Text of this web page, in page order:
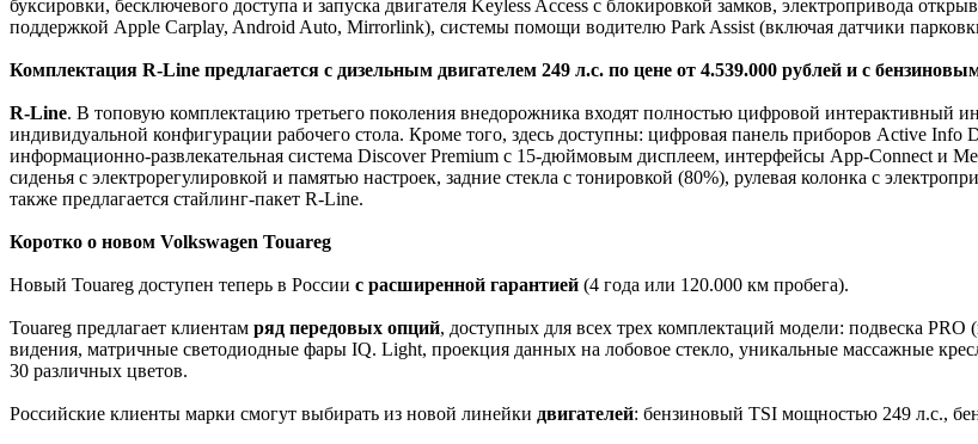
буксировки, бесключевого доступа и запуска двигателя Keyless Access с блокировкой замков, электропривода
поддержкой Apple Carplay, Android Auto, Mirrorlink), системы помощи водителю Park Assist (включая датчики
Комплектация R-Line предлагается с дизельным двигателем 249 л.с. по цене от 4.539.000 рублей и с
R-Line. В топовую комплектацию третьего поколения внедорожника входят полностью цифровой интерактивный
индивидуальной конфигурации рабочего стола. Кроме того, здесь доступны: цифровая панель приборов Active
информационно-развлекательная система Discover Premium с 15-дюймовым дисплеем, интерфейсы App-Connect и
сиденья с электрорегулировкой и памятью настроек, задние стекла с тонировкой (80%), рулевая колонка с
также предлагается стайлинг-пакет R-Line.
Коротко о новом Volkswagen Touareg
Новый Touareg доступен теперь в России с расширенной гарантией (4 года или 120.000 км пробега).
Touareg предлагает клиентам ряд передовых опций, доступных для всех трех комплектаций модели: подвеска
видения, матричные светодиодные фары IQ. Light, проекция данных на лобовое стекло, уникальные массажные
30 различных цветов.
Российские клиенты марки смогут выбирать из новой линейки двигателей: бензиновый TSI мощностью 249 л.с.,